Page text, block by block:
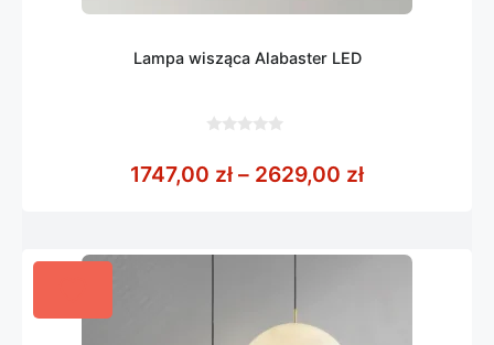
Lampa wisząca Alabaster LED
5
1747,00 zł – 2629,00 złZakres cen: